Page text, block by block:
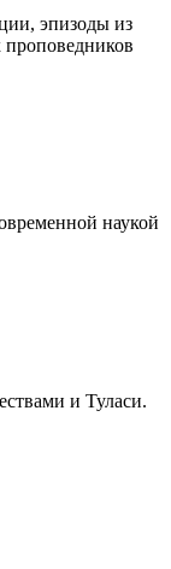
эпизоды из
наукой
и Туласи.